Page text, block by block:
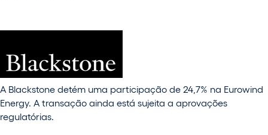
A Blackstone detém uma participação de 24,7% na Eurowind
Energy. A transação ainda está sujeita a aprovações
regulatórias.